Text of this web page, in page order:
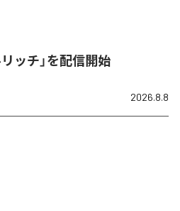
ッチ」を配信開始
2026.8.8